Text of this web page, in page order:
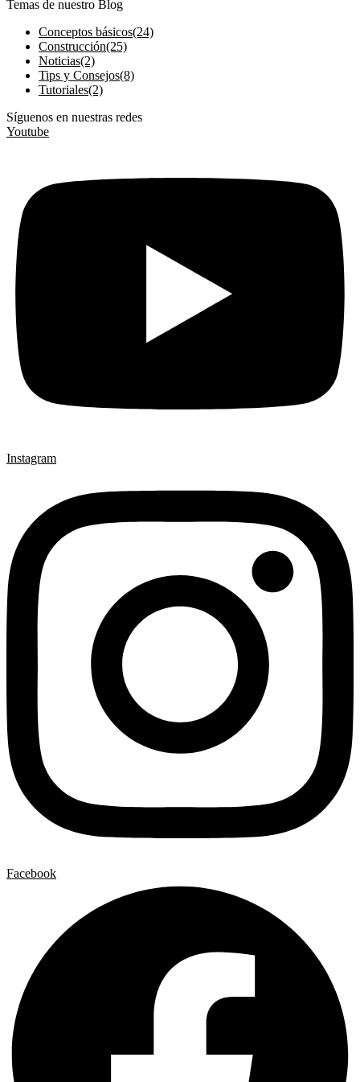
Temas de nuestro Blog
Conceptos básicos(24)
Construcción(25)
Noticias(2)
Tips y Consejos(8)
Tutoriales(2)
Síguenos en nuestras redes
Youtube
Instagram
Facebook